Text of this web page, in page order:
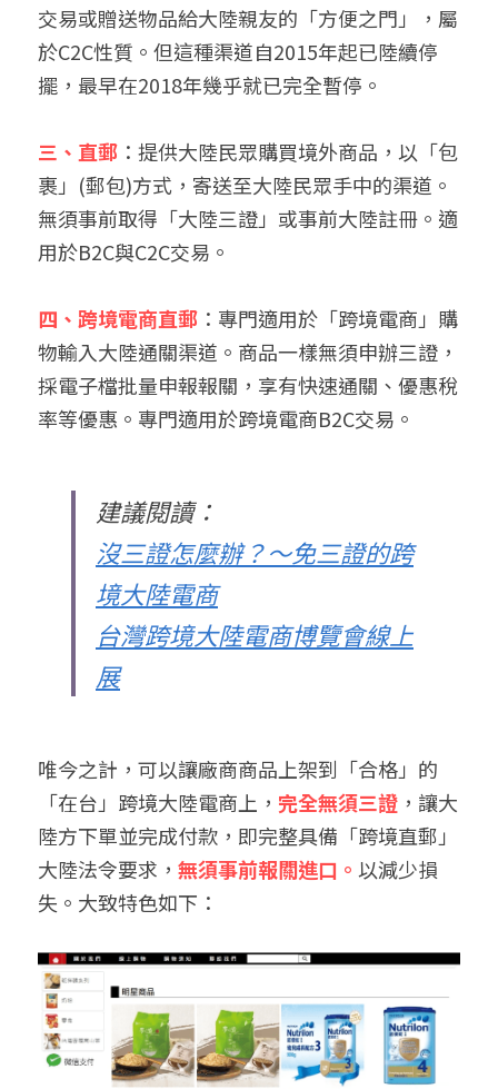
交易或贈送物品給大陸親友的「方便之門」，屬
於C2C性質。但這種渠道自2015年起已陸續停
擺，最早在2018年幾乎就已完全暫停。
三、直郵 ：提供大陸民眾購買境外商品，以「包
裹」(郵包)方式，寄送至大陸民眾手中的渠道。
無須事前取得「大陸三證」或事前大陸註冊。適
用於B2C與C2C交易。
四、跨境電商直郵 ：專門適用於「跨境電商」購
物輸入大陸通關渠道。商品一樣無須申辦三證，
採電子檔批量申報報關，享有快速通關、優惠稅
率等優惠。專門適用於跨境電商B2C交易。
建議閱讀：
沒三證怎麼辦？～免三證的跨
境大陸電商
台灣跨境大陸電商博覽會線上
展
唯今之計，可以讓廠商商品上架到「合格」的
「在台」跨境大陸電商上， 完全無須三證 ，讓大
陸方下單並完成付款，即完整具備「跨境直郵」
大陸法令要求， 無須事前報關進口。 以減少損
失。大致特色如下：